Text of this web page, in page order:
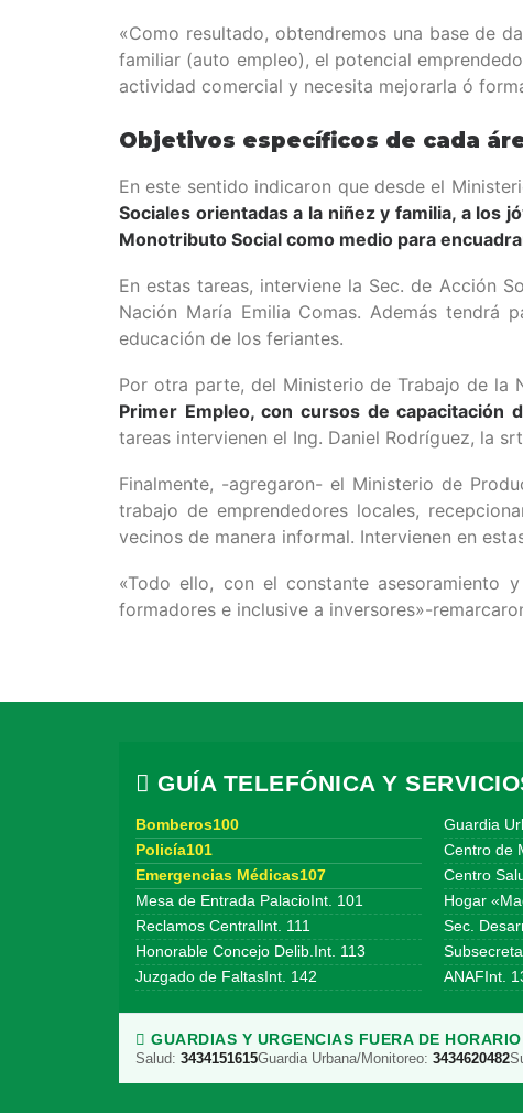
«Como resultado, obtendremos una base de
familiar (auto empleo), el potencial
actividad comercial y necesita mejorarla ó
Objetivos específicos de cada
En este sentido indicaron que desde el
Sociales orientadas a la niñez y familia, a los
Monotributo Social como medio para
En estas tareas, interviene la Sec. de Acción
Nación María Emilia Comas. Además
educación de los feriantes.
Por otra parte, del Ministerio de Trabajo de la
Primer Empleo, con cursos de capacitación
tareas intervienen el Ing. Daniel Rodríguez, la
Finalmente, -agregaron- el Ministerio de
trabajo de emprendedores locales,
vecinos de manera informal. Intervienen en
«Todo ello, con el constante asesoramiento
formadores e inclusive a inversores»-
GUÍA TELEFÓNICA Y
Bomberos100
Policía101
Emergencias Médicas107
Mesa de Entrada PalacioInt. 101
Reclamos CentralInt. 111
Honorable Concejo Delib.Int. 113
Juzgado de FaltasInt. 142
Guardia
Centro de
Centro
Hogar
Sec.
ANAFInt.
GUARDIAS Y URGENCIAS FUERA DE
Salud: 3434151615Guardia Urbana/Monitoreo: 3434620482